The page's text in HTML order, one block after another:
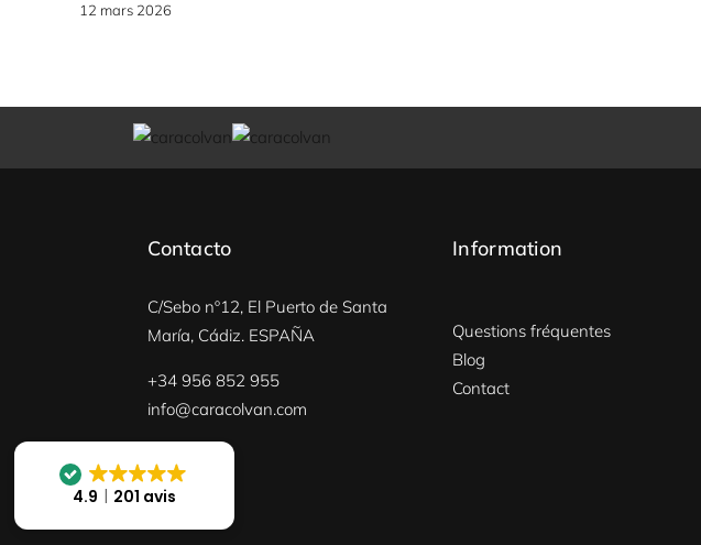
12 mars 2026
Contacto
C/Sebo nº12, El Puerto de Santa
María, Cádiz. ESPAÑA
+34 956 852 955
info@caracolvan.com
Information
Questions fréquentes
Blog
Contact
4.9 201 avis